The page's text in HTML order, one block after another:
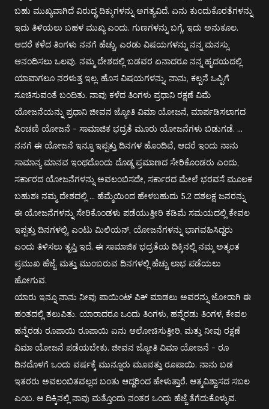
ಬಹು ಮುಖ್ಯವಾಗಿದೆ ವಿರುದ್ಧ ದಿಕ್ಕುಗಳನ್ನು ಅಗತ್ಯವಿದೆ. ಏನು ಕುಂದುಕೊರತೆಗಳನ್ನು
ಇದು ತಿಳಿಯಲು ಬಹಳ ಮುಖ್ಯ ಎಂದು. ಗುಣಗಳನ್ನು ಬಗ್ಗೆ, ಇದು ಅನುಕೂಲ.
ಆದರೆ ಕಳೆದ ತಿಂಗಳು ನನಗೆ ಹೆಚ್ಚು, ಎರಡು ವಿಷಯಗಳನ್ನು ನನ್ನ ಮನಸ್ಸು
ಆನಂದಿಸಲು ಒಲವು. ನಮ್ಮ ದೇಶದಲ್ಲಿ ಬಡವರ ಏನಾದರೂ ನನ್ನ ಹೃದಯದಲ್ಲಿ
ಯಾವಾಗಲೂ ನರಳುತ್ತ ಇಲ್ಲ. ಹೊಸ ವಿಷಯಗಳನ್ನು, ನಾನು, ಕಲ್ಪನೆ ಒಪ್ಪಿಗೆ
ಸೂಚಿಸುವಂತೆ ಬಂದಿತು. ನಾವು ಕಳೆದ ತಿಂಗಳು ಪ್ರಧಾನಿ ರಕ್ಷಣೆ ವಿಮೆ
ಯೋಜನೆಯನ್ನು ಪ್ರಧಾನಿ ಜೀವನ ಜ್ಯೋತಿ ವಿಮಾ ಯೋಜನೆ, ಮಾರ್ಪಡಿಸಲಾಗದ
ಪಿಂಚಣಿ ಯೋಜನೆ - ಸಾಮಾಜಿಕ ಭದ್ರತೆ ಮೂರು ಯೋಜನೆಗಳು ಬಿಡುಗಡೆ. ...
ನನಗೆ ಈ ಯೋಜನೆ ಇನ್ನೂ ಇಪ್ಪತ್ತು ದಿನಗಳ ಹೊಂದಿವೆ, ಆದರೆ ಇಂದು ನಾನು
ಸಾಮಾನ್ಯ ಮಾನವ ಇಂಥದೊಂದು ದೊಡ್ಡ ಪ್ರಮಾಣದ ಸೇರಿಕೊಂಡರು ಎಂದು,
ಸರ್ಕಾರದ ಯೋಜನೆಗಳನ್ನು ಅವಲಂಬಿಸದೇ, ಸರ್ಕಾರದ ಮೇಲೆ ಭರವಸೆ ಮೂಲಕ
ಬಹುಶಃ ನಮ್ಮ ದೇಶದಲ್ಲಿ ... ಹೆಮ್ಮೆಯಿಂದ ಹೇಳಬಹುದು 5.2 ದಶಲಕ್ಷ ಜನರನ್ನು
ಈ ಯೋಜನೆಗಳನ್ನು ಸೇರಿಕೊಂಡಳು ಪಡೆಯುತ್ತೀರಿ ಕಡಿಮೆ ಸಮಯದಲ್ಲಿ ಕೇವಲ
ಇಪ್ಪತ್ತು ದಿನಗಳಲ್ಲಿ, ಎಂಟು ಮಿಲಿಯನ್, ಯೋಜನೆಗಳನ್ನು ಭಾಗವಹಿಸಿದ್ದರು
ಎಂದು ತಿಳಿಸಲು ತೃಪ್ತಿ ಇದೆ. ಈ ಸಾಮಾಜಿಕ ಭದ್ರತೆಯ ದಿಕ್ಕಿನಲ್ಲಿ ನಮ್ಮ ಅತ್ಯಂತ
ಪ್ರಮುಖ ಹೆಜ್ಜೆ. ಮತ್ತು ಮುಂಬರುವ ದಿನಗಳಲ್ಲಿ ಹೆಚ್ಚು ಲಾಭ ಪಡೆಯಲು
ಹೋಗುವ.
ಯಾರು ಇನ್ನೂ ನಾನು ನೀವು ಪಾಯಿಂಟ್ ಪಿಕ್ ಮಾಡಲು ಅವರನ್ನು ಜೋರಾಗಿ ಈ
ಹಂತದಲ್ಲಿ ತಲುಪಿತು. ಯಾರಾದರೂ ಒಂದು ತಿಂಗಳು, ಹನ್ನೆರಡು ತಿಂಗಳ, ಕೇವಲ
ಹನ್ನೆರಡು ರೂಪಾಯಿ ರೂಪಾಯಿ ಏನು ಆಲೋಚಿಸುತ್ತೀರಿ, ಮತ್ತು ನೀವು ರಕ್ಷಣೆ
ವಿಮಾ ಯೋಜನೆ ಪಡೆಯಬೇಕು. ಜೀವನ ಜ್ಯೋತಿ ವಿಮಾ ಯೋಜನೆ - ರೂ
ದಿನದೊಳಗೆ ಒಂದು ವರ್ಷಕ್ಕೆ ಮುನ್ನೂರು ಮೂವತ್ತು ರೂಪಾಯಿ. ನಾನು ಬಡ
ಇತರರು ಅವಲಂಬಿತವಲ್ಲದ ಬಂತು ಆದ್ದರಿಂದ ಹೇಳುತ್ತಾರೆ. ಆತ್ಮವಿಶ್ವಾಸದ ಸಬಲ
ಎಂಬ. ಆ ದಿಕ್ಕಿನಲ್ಲಿ ನಾವು ಮತ್ತೊಂದು ನಂತರ ಒಂದು ಹೆಜ್ಜೆ ತೆಗೆದುಕೊಳ್ಳುವ.